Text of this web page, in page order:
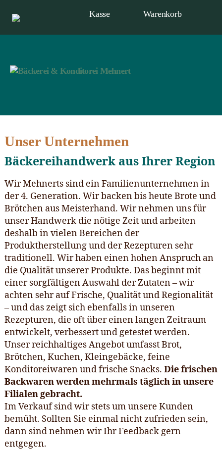
Kasse Warenkorb
Bäckerei
Konditorei
Mehnert
Unser Unternehmen
Bäckereihandwerk aus Ihrer Region
Wir Mehnerts sind ein Familienunternehmen in
der 4. Generation. Wir backen bis heute Brote und
Brötchen aus Meisterhand. Wir nehmen uns für
unser Handwerk die nötige Zeit und arbeiten
deshalb in vielen Bereichen der
Produktherstellung und der Rezepturen sehr
traditionell. Wir haben einen hohen Anspruch an
die Qualität unserer Produkte. Das beginnt mit
einer sorgfältigen Auswahl der Zutaten – wir
achten sehr auf Frische, Qualität und Regionalität
– und das zeigt sich ebenfalls in unseren
Rezepturen, die oft über einen langen Zeitraum
entwickelt, verbessert und getestet werden.
Unser reichhaltiges Angebot umfasst Brot,
Brötchen, Kuchen, Kleingebäcke, feine
Konditoreiwaren und frische Snacks. Die frischen
Backwaren werden mehrmals täglich in unsere
Filialen gebracht.
Im Verkauf sind wir stets um unsere Kunden
bemüht. Sollten Sie einmal nicht zufrieden sein,
dann sind nehmen wir Ihr Feedback gern
entgegen.